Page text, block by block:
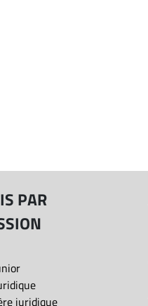
PAR
juridique